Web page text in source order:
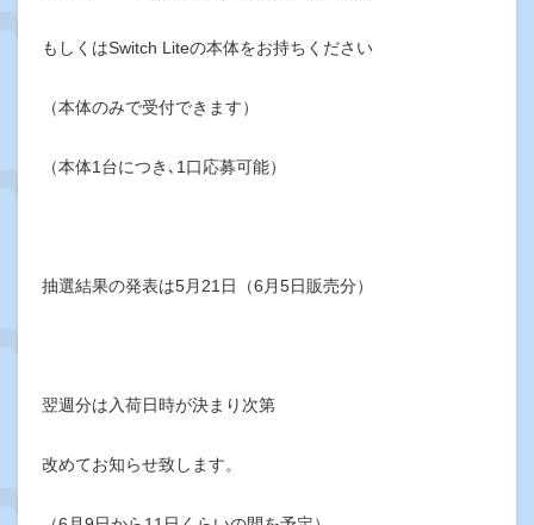
もしくはSwitch Liteの本体をお持ちください
（本体のみで受付できます）
（本体1台につき､1口応募可能）
抽選結果の発表は5月21日（6月5日販売分）
翌週分は入荷日時が決まり次第
改めてお知らせ致します。